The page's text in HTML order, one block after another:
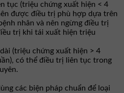
tục (triệu chứng xuất hiện < 4
được điều trị phù hợp dựa trên
nhân và nên ngừng điều trị
trị khi tái xuất hiện triệu
(triệu chứng xuất hiện > 4
có thể điều trị liên tục trong
các biện pháp chuẩn để loại